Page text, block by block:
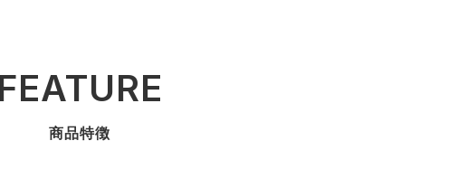
FEATURE
商品特徴